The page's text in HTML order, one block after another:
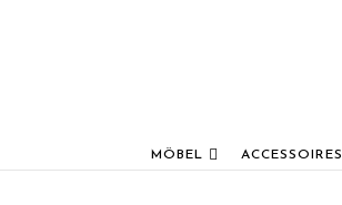
MÖBEL ACCESSOIRES